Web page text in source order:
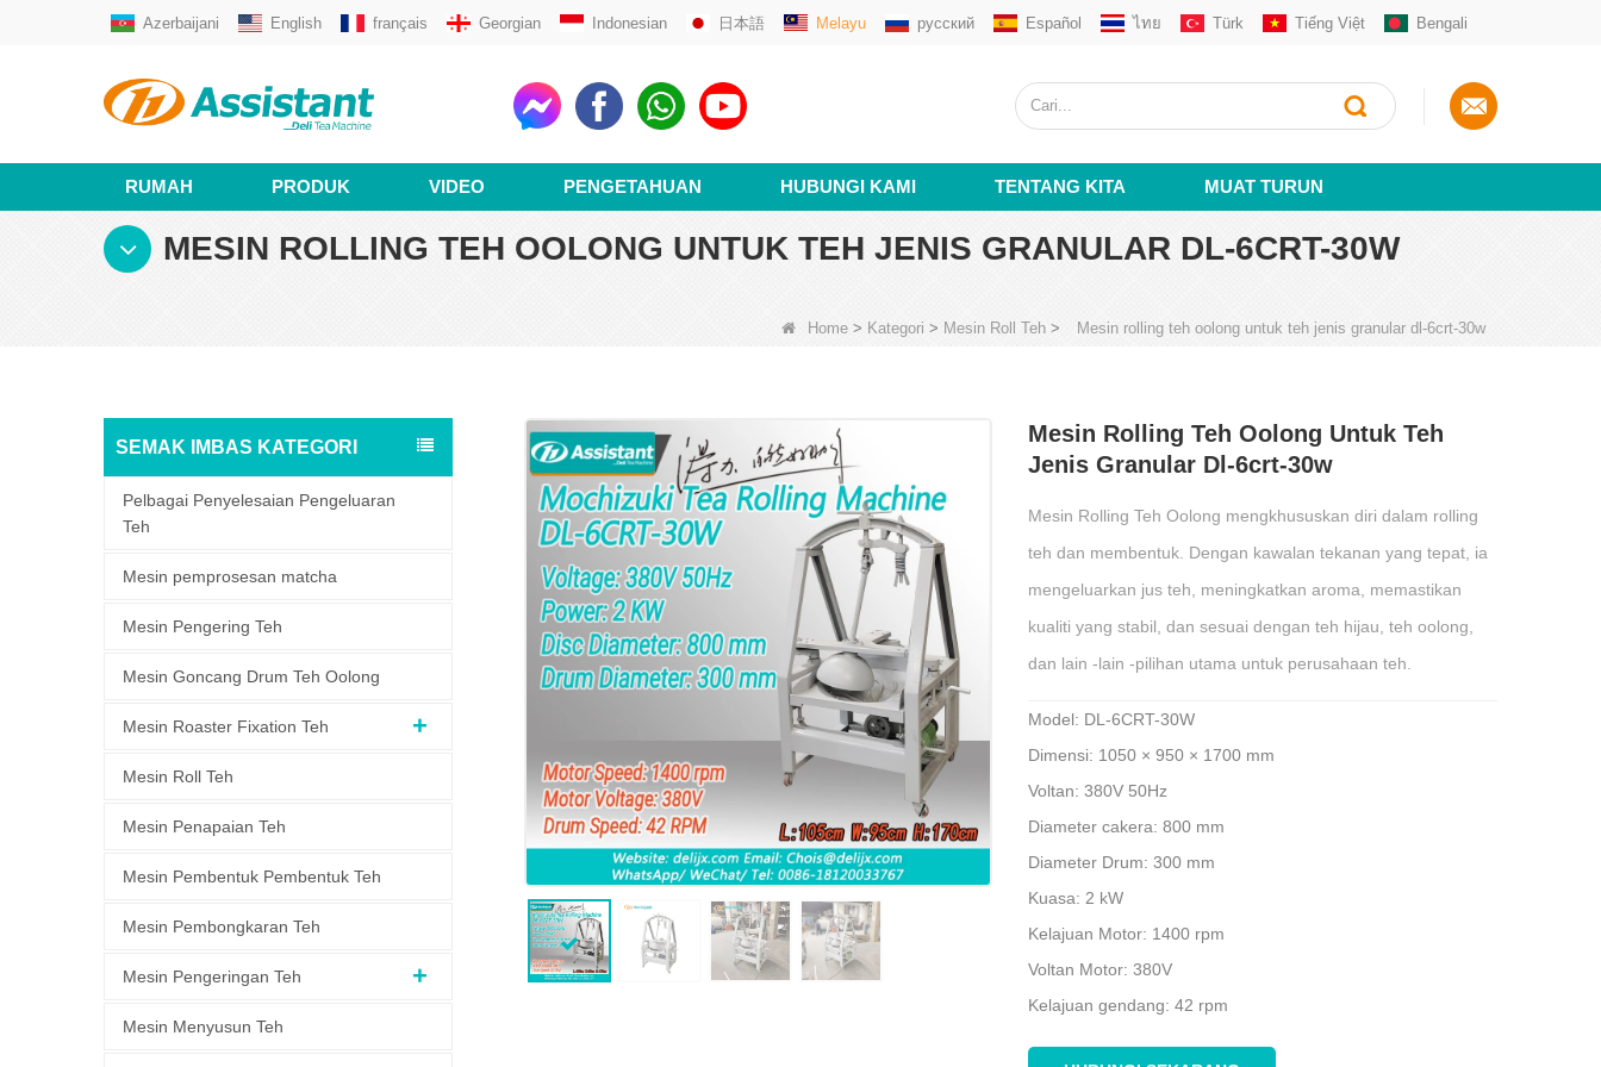
Azerbaijani English français Georgian Indonesian 日本語 Melayu русский Español ไทย Türk Tiếng Việt Bengali
RUMAH PRODUK VIDEO PENGETAHUAN HUBUNGI KAMI TENTANG KITA MUAT TURUN
MESIN ROLLING TEH OOLONG UNTUK TEH JENIS GRANULAR DL-6CRT-30W
Home > Kategori > Mesin Roll Teh > Mesin rolling teh oolong untuk teh jenis granular dl-6crt-30w
SEMAK IMBAS KATEGORI
Pelbagai Penyelesaian Pengeluaran
Teh
Mesin pemprosesan matcha
Mesin Pengering Teh
Mesin Goncang Drum Teh Oolong
Mesin Roaster Fixation Teh
Mesin Roll Teh
Mesin Penapaian Teh
Mesin Pembentuk Pembentuk Teh
Mesin Pembongkaran Teh
Mesin Pengeringan Teh
Mesin Menyusun Teh
Mesin Rolling Teh Oolong Untuk Teh
Jenis Granular Dl-6crt-30w
Mesin Rolling Teh Oolong mengkhususkan diri dalam rolling
teh dan membentuk. Dengan kawalan tekanan yang tepat, ia
mengeluarkan jus teh, meningkatkan aroma, memastikan
kualiti yang stabil, dan sesuai dengan teh hijau, teh oolong,
dan lain -lain -pilihan utama untuk perusahaan teh.
Model: DL-6CRT-30W
Dimensi: 1050 × 950 × 1700 mm
Voltan: 380V 50Hz
Diameter cakera: 800 mm
Diameter Drum: 300 mm
Kuasa: 2 kW
Kelajuan Motor: 1400 rpm
Voltan Motor: 380V
Kelajuan gendang: 42 rpm